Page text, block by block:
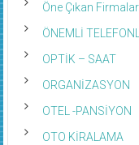
Öne Çıkan Firmalar
ÖNEMLİ
OPTİK – SAAT
ORGANİZASYON
OTEL -PANSİYON
OTO KİRALAMA